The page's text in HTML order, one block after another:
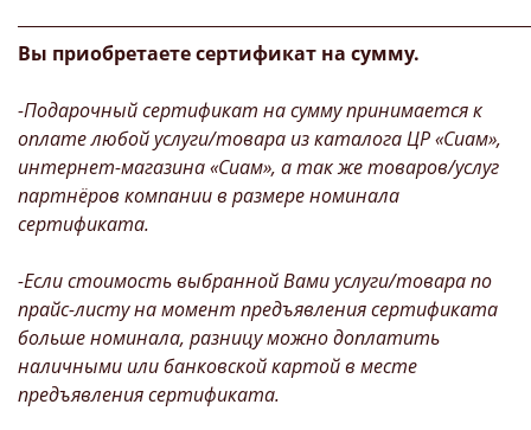
Вы приобретаете сертификат на сумму.
-Подарочный сертификат на сумму принимается к
оплате любой услуги/товара из каталога ЦР «Сиам»,
интернет-магазина «Сиам», а так же товаров/услуг
партнёров компании в размере номинала
сертификата.
-Если стоимость выбранной Вами услуги/товара по
прайс-листу на момент предъявления сертификата
больше номинала, разницу можно доплатить
наличными или банковской картой в месте
предъявления сертификата.